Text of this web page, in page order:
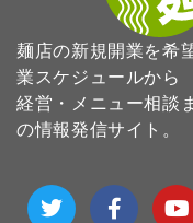
麺店の新規開業を希
業スケジュールから
経営・メニュー相談
の情報発信サイト。
T
w
F
a
Y
o